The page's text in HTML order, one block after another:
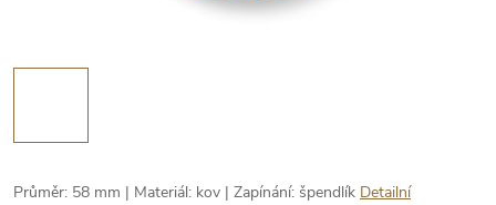
Průměr: 58 mm | Materiál: kov | Zapínání: špendlík Detailní